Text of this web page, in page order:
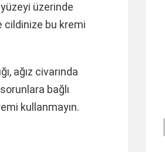
üzerinde
cildinize bu kremi
ağız civarında
bağlı
kullanmayın.